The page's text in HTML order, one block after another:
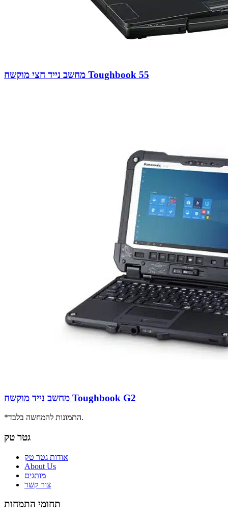
מחשב נייד חצי מוקשח Toughbook 55
מחשב נייד מוקשח Toughbook G2
*התמונות להמחשה בלבד.
גטר טק
אודות גטר טק
About Us
מותגים
צור קשר
תחומי התמחות